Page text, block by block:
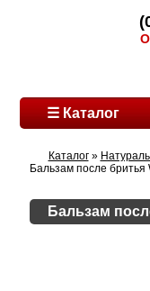
☰ Каталог
Каталог»
Бальзам после бритья
Бальзам